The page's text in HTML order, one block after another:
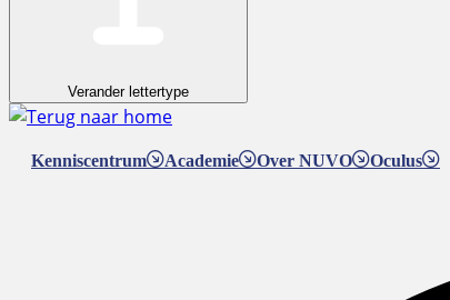
Verander lettertype
Kenniscentrum Academie Over NUVO Oculus